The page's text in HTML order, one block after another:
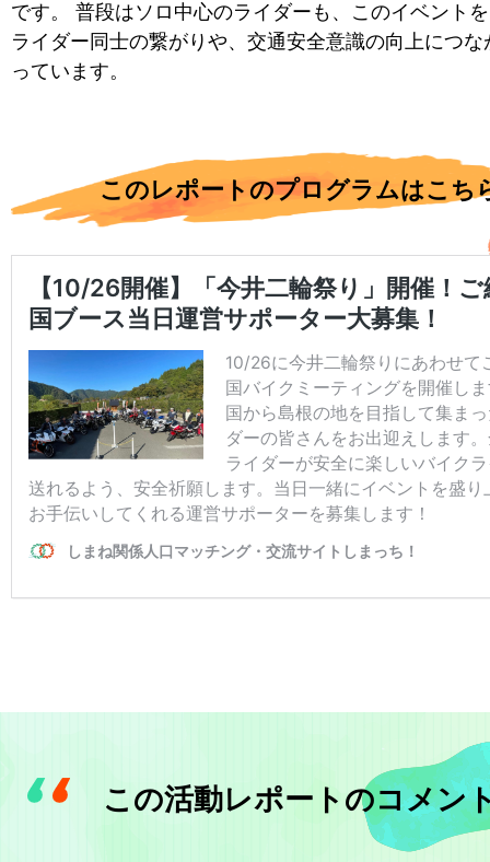
です。 普段はソロ中心のライダーも、このイベント
ライダー同士の繋がりや、交通安全意識の向上につな
っています。
このレポートのプログラムはこち
この活動レポートのコメン